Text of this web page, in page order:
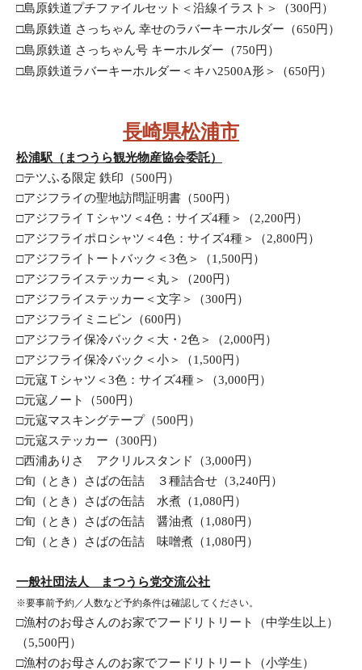
□島原鉄道プチファイルセット＜沿線イラスト＞（300円）
□島原鉄道 さっちゃん 幸せのラバーキーホルダー（650円）
□島原鉄道 さっちゃん号 キーホルダー（750円）
□島原鉄道ラバーキーホルダー＜キハ2500A形＞（650円）
長崎県松浦市
松浦駅（まつうら観光物産協会委託）
□テツふる限定 鉄印（500円）
□アジフライの聖地訪問証明書（500円）
□アジフライＴシャツ＜4色：サイズ4種＞（2,200円）
□アジフライポロシャツ＜4色：サイズ4種＞（2,800円）
□アジフライトートバック＜3色＞（1,500円）
□アジフライステッカー＜丸＞（200円）
□アジフライステッカー＜文字＞（300円）
□アジフライミニピン（600円）
□アジフライ保冷バック＜大・2色＞（2,000円）
□アジフライ保冷バック＜小＞（1,500円）
□元寇Ｔシャツ＜3色：サイズ4種＞（3,000円）
□元寇ノート（500円）
□元寇マスキングテープ（500円）
□元寇ステッカー（300円）
□西浦ありさ　アクリルスタンド（3,000円）
□旬（とき）さばの缶詰　３種詰合せ（3,240円）
□旬（とき）さばの缶詰　水煮（1,080円）
□旬（とき）さばの缶詰　醤油煮（1,080円）
□旬（とき）さばの缶詰　味噌煮（1,080円）
一般社団法人　まつうら党交流公社
※要事前予約／人数など予約条件は確認してください。
□漁村のお母さんのお家でフードリトリート（中学生以上）
（5,500円）
□漁村のお母さんのお家でフードリトリート（小学生）